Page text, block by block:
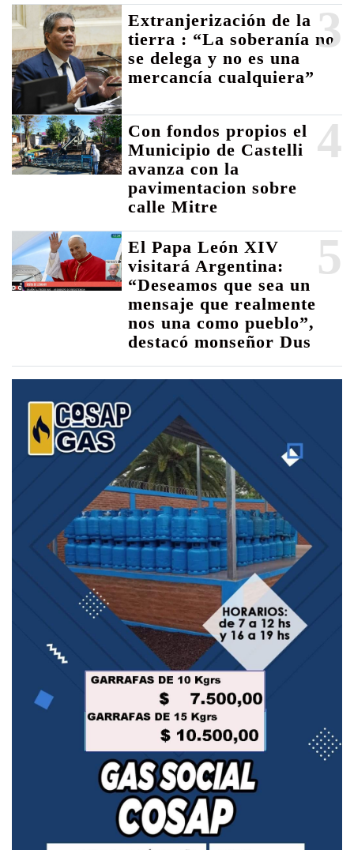
3
Extranjerización de la
tierra : “La soberanía no
se delega y no es una
mercancía cualquiera”
4
Con fondos propios el
Municipio de Castelli
avanza con la
pavimentacion sobre
calle Mitre
5
El Papa León XIV
visitará Argentina:
“Deseamos que sea un
mensaje que realmente
nos una como pueblo”,
destacó monseñor Dus